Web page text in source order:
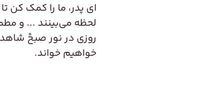
ای پدر، ما را کمک کن
لحظه می‌بینند ... و
روزی در نور صبحْ شاهد
خواهیم خواند.